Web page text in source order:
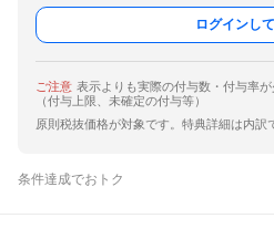
ログインし
ご注意 表示よりも実際の付与数・付与率
（付与上限、未確定の付与等）
原則税抜価格が対象です。特典詳細は内訳
条件達成でおトク